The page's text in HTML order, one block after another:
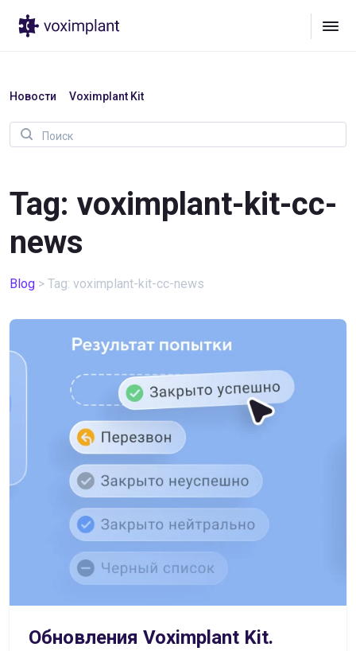
Новости Voximplant Kit
Tag: voximplant-kit-cc-
news
Blog > Tag: voximplant-kit-cc-news
Обновления Voximplant Kit.